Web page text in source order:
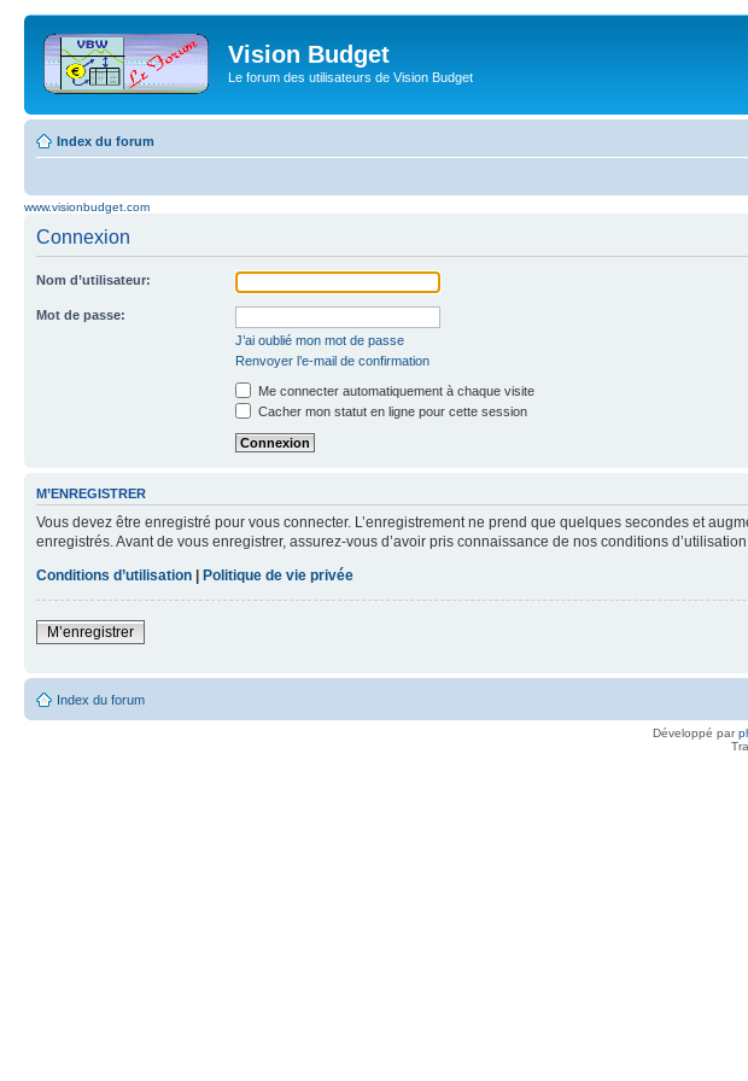
Vision Budget
Le forum des utilisateurs de Vision Budget
Index du forum
www.visionbudget.com
Connexion
Nom d’utilisateur:
Mot de passe:
J’ai oublié mon mot de passe
Renvoyer l’e-mail de confirmation
Me connecter automatiquement à chaque visite
Cacher mon statut en ligne pour cette session
M’ENREGISTRER
Vous devez être enregistré pour vous connecter. L’enregistrement ne prend que quelques secondes et
enregistrés. Avant de vous enregistrer, assurez-vous d’avoir pris connaissance de nos conditions
Conditions d’utilisation | Politique de vie privée
M’enregistrer
Index du forum
Développé par